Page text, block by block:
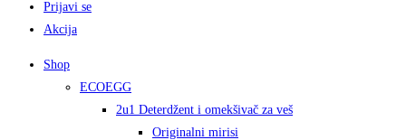
Prijavi se
Akcija
Shop
ECOEGG
2u1 Deterdžent i omekšivač za veš
Originalni mirisi